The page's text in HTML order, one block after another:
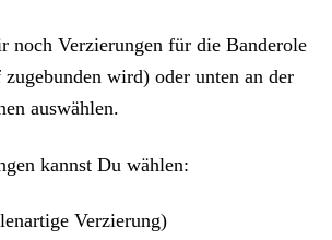
noch Verzierungen für die Banderole
wird) oder unten an der
auswählen.
kannst Du wählen:
Verzierung)